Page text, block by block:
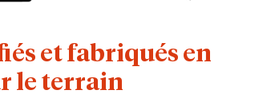
et fabriqués en
le terrain